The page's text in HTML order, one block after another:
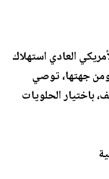
العادي استهلاك
ومن جهتها، توصي
باختيار الحلويات